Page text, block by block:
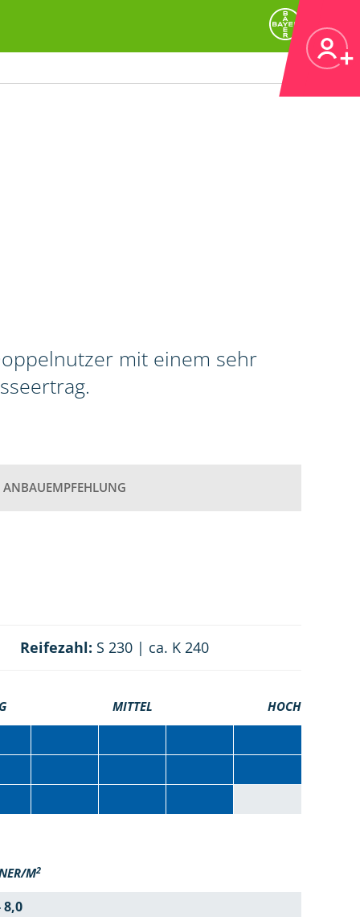
mit einem sehr
ANBAUEMPFEHLUNG
Reifezahl: S 230 | ca. K 240
MITTEL HOCH
M2
8,0